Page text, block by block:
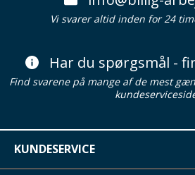
Vi svarer altid inden for 24
Har du spørgsmål -
Find svarene på mange af de mest
KUNDESERVICE